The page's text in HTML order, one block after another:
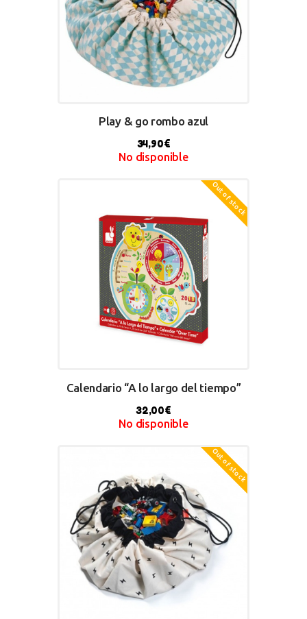
Play & go rombo azul
34,90€
No disponible
Out of stock
Calendario “A lo largo del tiempo”
32,00€
No disponible
Out of stock